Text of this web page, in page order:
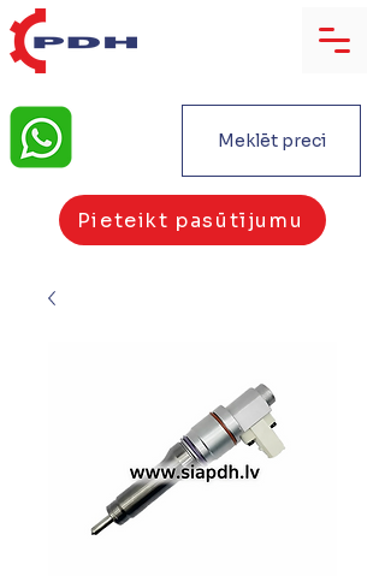
Meklēt preci
Pieteikt pasūtījumu